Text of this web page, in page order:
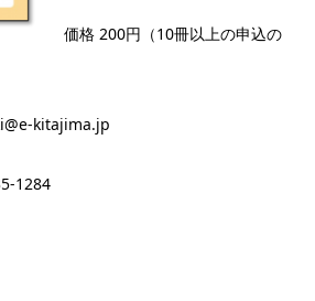
価格 200円（10冊以上の申込の
kitajima.jp
1284